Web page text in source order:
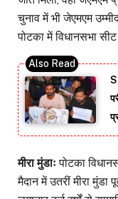
चुनाव में भी जेएमएम
पोटका में विधानसभा
मीरा मुंडाःपोटका
मैदान में उतरीं मीरा मुंडा